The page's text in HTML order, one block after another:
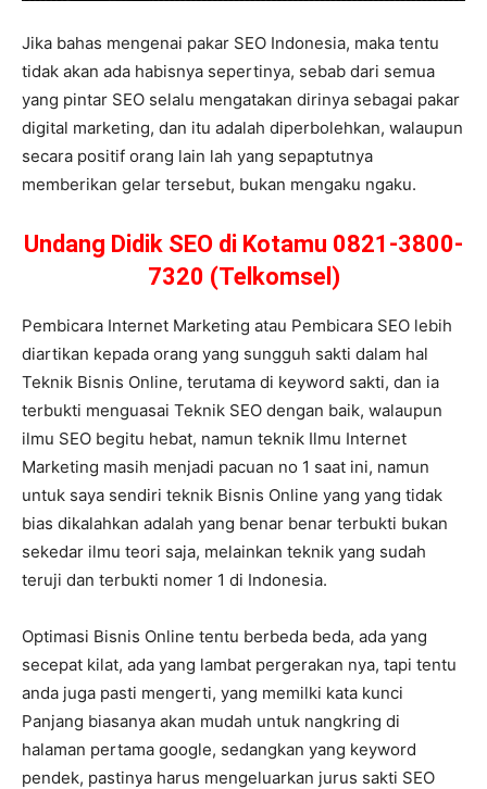
Jika bahas mengenai pakar SEO Indonesia, maka tentu
tidak akan ada habisnya sepertinya, sebab dari semua
yang pintar SEO selalu mengatakan dirinya sebagai pakar
digital marketing, dan itu adalah diperbolehkan, walaupun
secara positif orang lain lah yang sepaptutnya
memberikan gelar tersebut, bukan mengaku ngaku.
Undang Didik SEO di Kotamu 0821-3800-
7320 (Telkomsel)
Pembicara Internet Marketing atau Pembicara SEO lebih
diartikan kepada orang yang sungguh sakti dalam hal
Teknik Bisnis Online, terutama di keyword sakti, dan ia
terbukti menguasai Teknik SEO dengan baik, walaupun
ilmu SEO begitu hebat, namun teknik Ilmu Internet
Marketing masih menjadi pacuan no 1 saat ini, namun
untuk saya sendiri teknik Bisnis Online yang yang tidak
bias dikalahkan adalah yang benar benar terbukti bukan
sekedar ilmu teori saja, melainkan teknik yang sudah
teruji dan terbukti nomer 1 di Indonesia.
Optimasi Bisnis Online tentu berbeda beda, ada yang
secepat kilat, ada yang lambat pergerakan nya, tapi tentu
anda juga pasti mengerti, yang memilki kata kunci
Panjang biasanya akan mudah untuk nangkring di
halaman pertama google, sedangkan yang keyword
pendek, pastinya harus mengeluarkan jurus sakti SEO